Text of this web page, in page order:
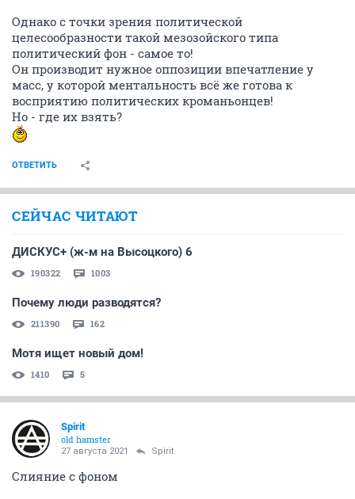
Однако с точки зрения политической
целесообразности такой мезозойского типа
политический фон - самое то!
Он производит нужное оппозиции впечатление у
масс, у которой ментальность всё же готова к
восприятию политических кроманьонцев!
Но - где их взять?
ОТВЕТИТЬ
СЕЙЧАС ЧИТАЮТ
ДИСКУС+ (ж-м на Высоцкого) 6
190322 1003
Почему люди разводятся?
211390 162
Мотя ищет новый дом!
1410 5
Spirit
old hamster
27 августа 2021 Spirit
Слияние с фоном